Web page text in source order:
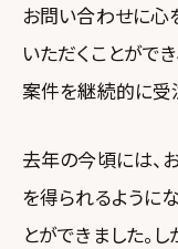
お問い合わせに心
いただくことがで
案件を継続的に受
去年の今頃には、
を得られるように
とができました。